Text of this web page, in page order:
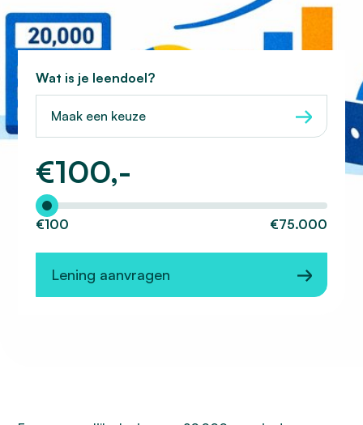
Wat is je leendoel?
Maak een keuze
€100,-
Hoeveel wilt u lenen?
€100 €75.000
Lening aanvragen